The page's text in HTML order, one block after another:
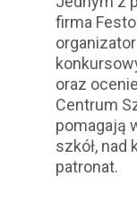
firma
oraz
Centrum
pomagają
szkół,
patronat.